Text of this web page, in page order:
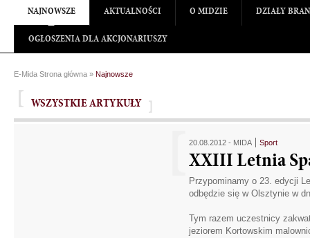
NAJNOWSZE AKTUALNOŚCI O MIDZIE DZIAŁY
OGŁOSZENIA DLA AKCJONARIUSZY
E-Mida Strona główna » Najnowsze
WSZYSTKIE ARTYKUŁY
20.08.2012 - MIDA Sport
XXIII Letnia
Przypominamy o 23. edycji
odbędzie się w Olsztynie w
Tym razem uczestnicy
jeziorem Kortowskim